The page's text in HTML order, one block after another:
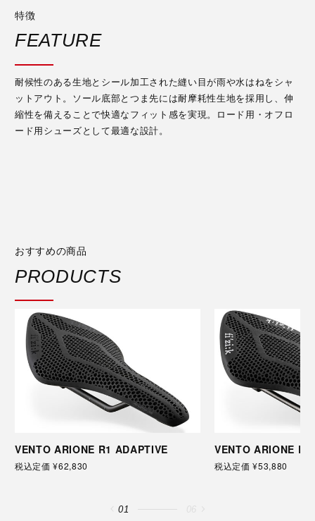
特徴
FEATURE
耐候性のある生地とシール加工された縫い目が雨や水はねをシャ
ットアウト。ソール底部とつま先には耐摩耗性生地を採用し、伸
縮性を備えることで快適なフィット感を実現。ロード用・オフロ
ード用シューズとして最適な設計。
おすすめの商品
PRODUCTS
VENTO ARIONE R1 ADAPTIVE
税込定価 ¥62,830
VENTO ARIONE
税込定価 ¥53,880
01